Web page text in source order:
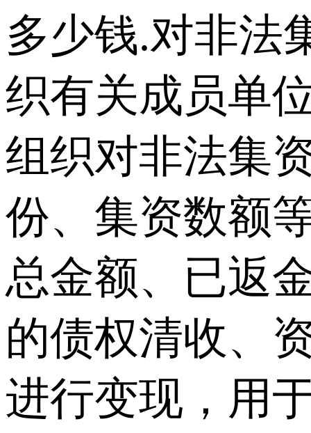
多少钱.对非法
织有关成员单
组织对非法集
份、集资数额
总金额、已返
的债权清收、
进行变现，用